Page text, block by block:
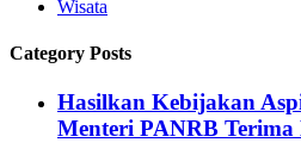
Wisata
Category Posts
Hasilkan Kebijakan
Menteri PANRB